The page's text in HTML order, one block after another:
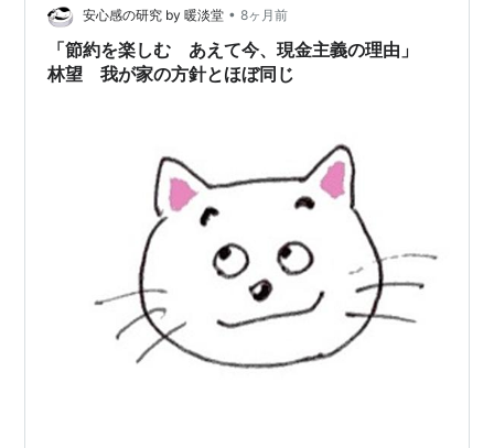
止ボード」をカバンに常備◎モノを大事に。回想法で心
の若さを取り戻す◎かかりつけ医とはとても大切◎もしも
のときの「命のかばん」◎「…
安心感の研究 by 暖淡堂 • 8ヶ月前
「節約を楽しむ あえて今、現金主義の理由」
林望 我が家の方針とほぼ同じ